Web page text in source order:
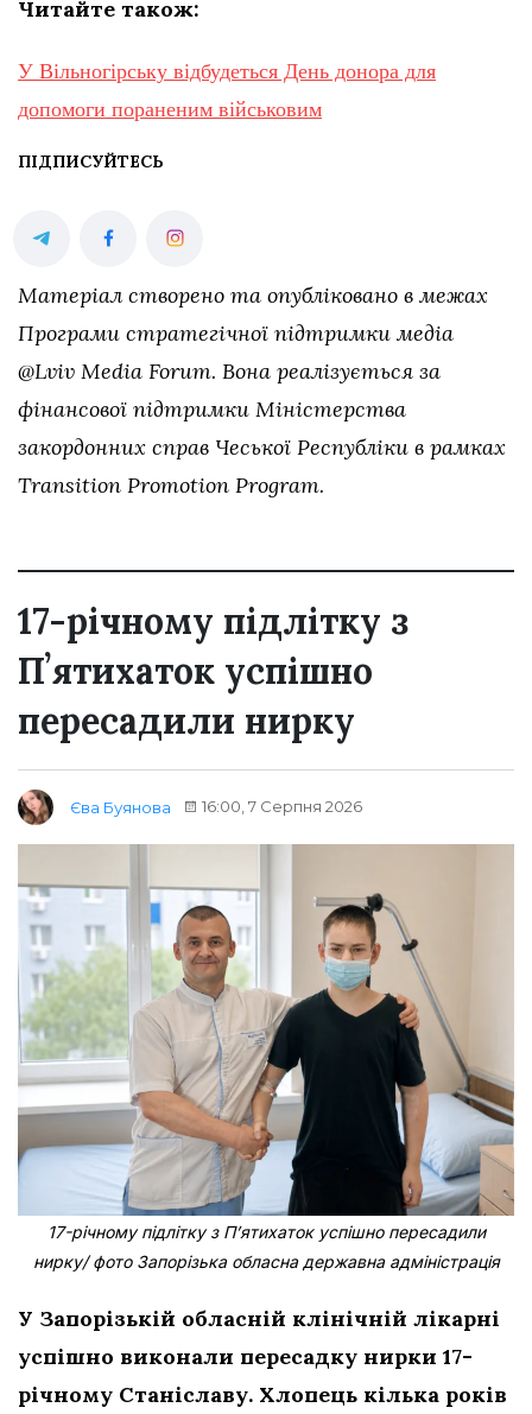
Читайте також:
У Вільногірську відбудеться День донора для
допомоги пораненим військовим
ПІДПИСУЙТЕСЬ
Матеріал створено та опубліковано в межах
Програми стратегічної підтримки медіа
@Lviv Media Forum. Вона реалізується за
фінансової підтримки Міністерства
закордонних справ Чеської Республіки в рамках
Transition Promotion Program.
17-річному підлітку з
Пʼятихаток успішно
пересадили нирку
Єва Буянова 16:00, 7 Серпня 2026
17-річному підлітку з Пʼятихаток успішно пересадили
нирку/ фото Запорізька обласна державна адміністрація
У Запорізькій обласній клінічній лікарні
успішно виконали пересадку нирки 17-
річному Станіславу. Хлопець кілька років